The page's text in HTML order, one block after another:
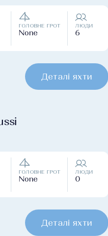
ГОЛОВНЕ ГРОТ
None
ЛЮДИ
6
Деталі яхти
ГОЛОВНЕ ГРОТ
None
ЛЮДИ
0
Деталі яхти